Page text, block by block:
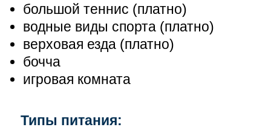
большой теннис (платно)
водные виды спорта (платно)
верховая езда (платно)
бочча
игровая комната
Типы питания: